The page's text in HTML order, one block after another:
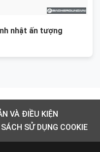
nhật ấn tượng
VÀ ĐIỀU KIỆN
SỬ DỤNG COOKIE